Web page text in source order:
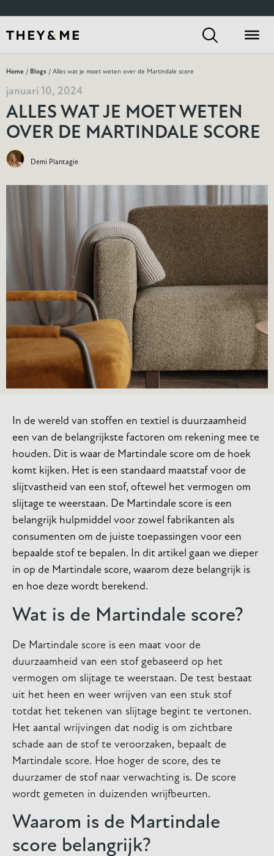
Home / Blogs / Alles wat je moet weten over de Martindale score
januari 10, 2024
ALLES WAT JE MOET WETEN
OVER DE MARTINDALE SCORE
Demi Plantagie
In de wereld van stoffen en textiel is duurzaamheid
een van de belangrijkste factoren om rekening mee te
houden. Dit is waar de Martindale score om de hoek
komt kijken. Het is een standaard maatstaf voor de
slijtvastheid van een stof, oftewel het vermogen om
slijtage te weerstaan. De Martindale score is een
belangrijk hulpmiddel voor zowel fabrikanten als
consumenten om de juiste toepassingen voor een
bepaalde stof te bepalen. In dit artikel gaan we dieper
in op de Martindale score, waarom deze belangrijk is
en hoe deze wordt berekend.
Wat is de Martindale score?
De Martindale score is een maat voor de
duurzaamheid van een stof gebaseerd op het
vermogen om slijtage te weerstaan. De test bestaat
uit het heen en weer wrijven van een stuk stof
totdat het tekenen van slijtage begint te vertonen.
Het aantal wrijvingen dat nodig is om zichtbare
schade aan de stof te veroorzaken, bepaalt de
Martindale score. Hoe hoger de score, des te
duurzamer de stof naar verwachting is. De score
wordt gemeten in duizenden wrijfbeurten.
Waarom is de Martindale
score belangrijk?